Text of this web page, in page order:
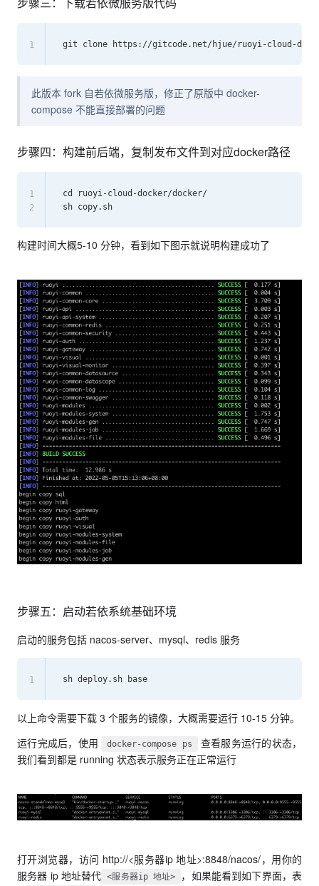
1
此版本 fork 自若依微服务版，修正了原版中 docker-
compose 不能直接部署的问题
步骤四：构建前后端，复制发布文件到对应docker路径
cd ruoyi-cloud-docker/docker/
1
2
构建时间大概5-10 分钟，看到如下图示就说明构建成功了
步骤五：启动若依系统基础环境
启动的服务包括 nacos-server、mysql、redis 服务
1
以上命令需要下载 3 个服务的镜像，大概需要运行 10-15 分钟。
运行完成后，使用
docker-compose ps
查看服务运行的状态，
我们看到都是 running 状态表示服务正在正常运行
打开浏览器，访问 http://<服务器ip 地址>:8848/nacos/，用你的
服务器 ip 地址替代 <服务器ip 地址>
，如果能看到如下界面，表